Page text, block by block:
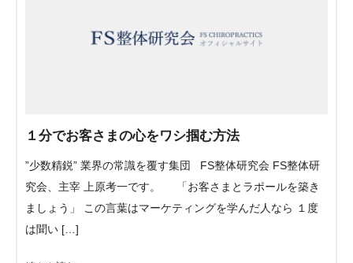
１分でお客さまの心をワシ掴む方法
”少数精鋭” 業界の常識を覆す集団 FS整体研究会 FS整体研
究会、主宰 上原考一です。 「お客さまとラポールを築き
ましょう」 この言葉はマーケティングを学んだ人なら １度
は聞い […]